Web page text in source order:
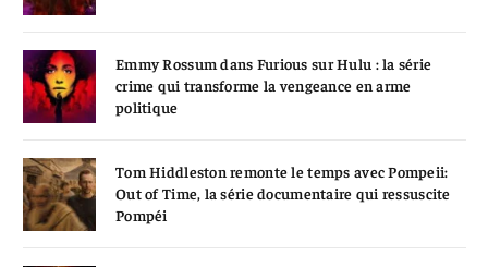
Emmy Rossum dans Furious sur Hulu : la série
crime qui transforme la vengeance en arme
politique
Tom Hiddleston remonte le temps avec Pompeii:
Out of Time, la série documentaire qui ressuscite
Pompéi